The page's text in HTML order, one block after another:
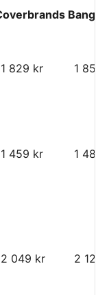
1 829 kr 1 859
1 459 kr 1 489
2 049 kr 2 129